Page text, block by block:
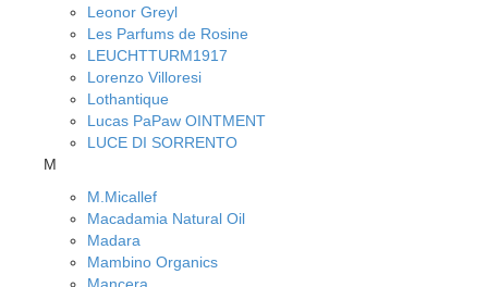
Leonor Greyl
Les Parfums de Rosine
LEUCHTTURM1917
Lorenzo Villoresi
Lothantique
Lucas PaPaw OINTMENT
LUCE DI SORRENTO
M
M.Micallef
Macadamia Natural Oil
Madara
Mambino Organics